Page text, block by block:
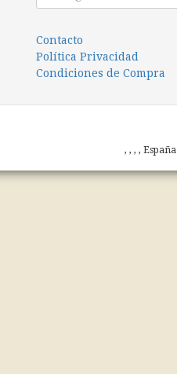
Contacto
Política Privacidad
Condiciones de Compra
, , , ,